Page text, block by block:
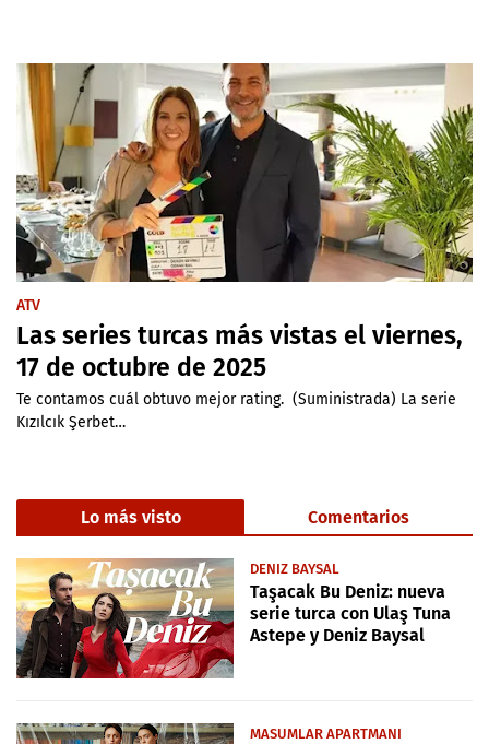
ATV
Las series turcas más vistas el viernes,
17 de octubre de 2025
Te contamos cuál obtuvo mejor rating. (Suministrada) La serie
Kızılcık Şerbet…
Lo más visto Comentarios
DENIZ BAYSAL
Taşacak Bu Deniz: nueva
serie turca con Ulaş Tuna
Astepe y Deniz Baysal
MASUMLAR APARTMANI